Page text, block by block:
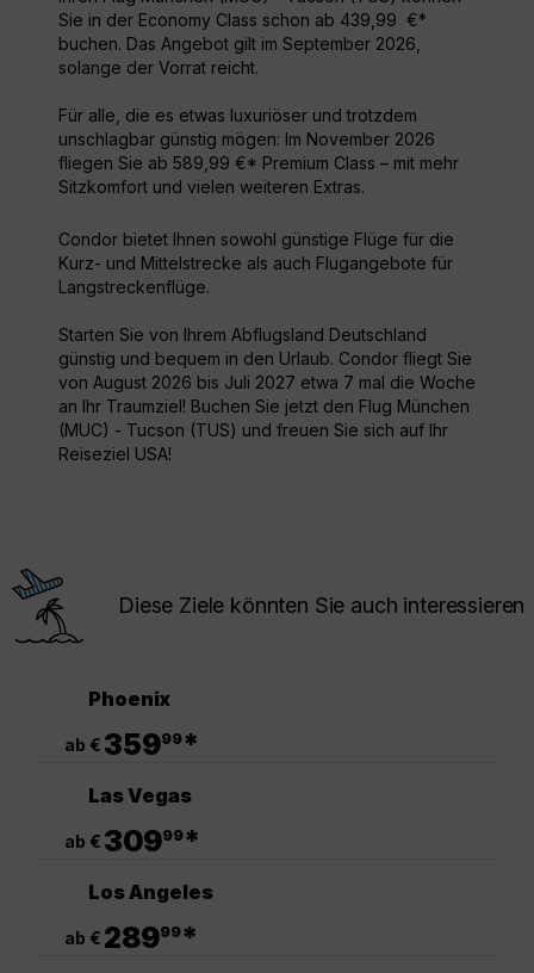
Sie in der Economy Class schon ab 439,99 €*
buchen. Das Angebot gilt im September 2026,
solange der Vorrat reicht.
Für alle, die es etwas luxuriöser und trotzdem
unschlagbar günstig mögen: Im November 2026
fliegen Sie ab 589,99 €* Premium Class – mit mehr
Sitzkomfort und vielen weiteren Extras.
Condor bietet Ihnen sowohl günstige Flüge für die
Kurz- und Mittelstrecke als auch Flugangebote für
Langstreckenflüge.
Starten Sie von Ihrem Abflugsland Deutschland
günstig und bequem in den Urlaub. Condor fliegt Sie
von August 2026 bis Juli 2027 etwa 7 mal die Woche
an Ihr Traumziel! Buchen Sie jetzt den Flug München
(MUC) - Tucson (TUS) und freuen Sie sich auf Ihr
Reiseziel USA!
Diese Ziele könnten Sie auch interessieren
Phoenix
ab € 35999*
Las Vegas
ab € 30999*
Los Angeles
ab € 28999*